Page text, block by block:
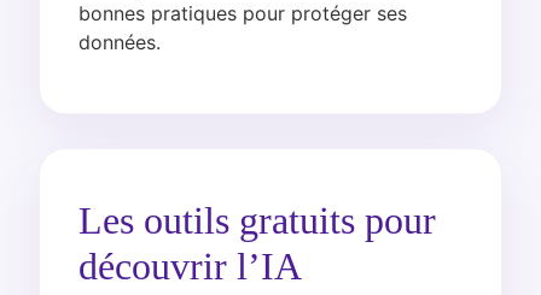
bonnes pratiques pour protéger ses
données.
Les outils gratuits pour
découvrir l’IA